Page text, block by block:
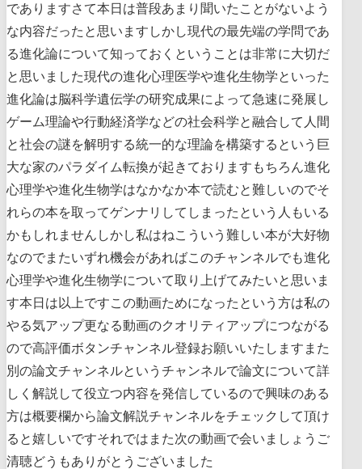
でありますさて本日は普段あまり聞いたことがないよう
な内容だったと思いますしかし現代の最先端の学問であ
る進化論について知っておくということは非常に大切だ
と思いました現代の進化心理医学や進化生物学といった
進化論は脳科学遺伝学の研究成果によって急速に発展し
ゲーム理論や行動経済学などの社会科学と融合して人間
と社会の謎を解明する統一的な理論を構築するという巨
大な家のパラダイム転換が起きておりますもちろん進化
心理学や進化生物学はなかなか本で読むと難しいのでそ
れらの本を取ってゲンナリしてしまったという人もいる
かもしれませんしかし私はねこういう難しい本が大好物
なのでまたいずれ機会があればこのチャンネルでも進化
心理学や進化生物学について取り上げてみたいと思いま
す本日は以上ですこの動画ためになったという方は私の
やる気アップ更なる動画のクオリティアップにつながる
ので高評価ボタンチャンネル登録お願いいたしますまた
別の論文チャンネルというチャンネルで論文について詳
しく解説して役立つ内容を発信しているので興味のある
方は概要欄から論文解説チャンネルをチェックして頂け
ると嬉しいですそれではまた次の動画で会いましょうご
清聴どうもありがとうございました